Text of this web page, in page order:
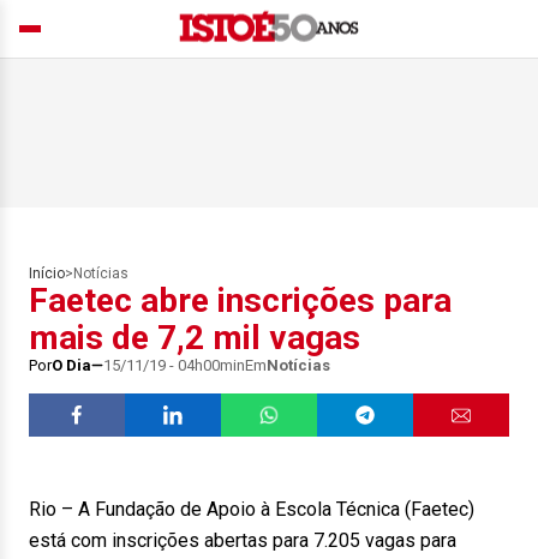
Início> Notícias
Faetec abre inscrições para
mais de 7,2 mil vagas
PorO Dia 15/11/19 - 04h00minEmNotícias
Rio – A Fundação de Apoio à Escola Técnica (Faetec)
está com inscrições abertas para 7.205 vagas para